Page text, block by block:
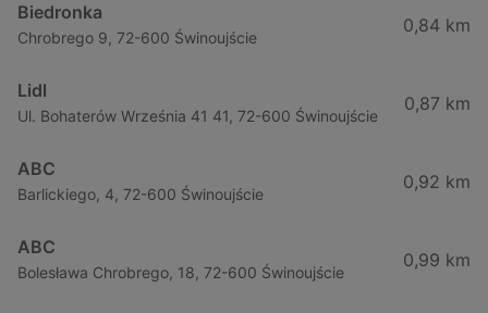
Biedronka
Chrobrego 9, 72-600 Świnoujście
0,84 km
Lidl
Ul. Bohaterów Września 41 41, 72-600 Świnoujście
0,87 km
ABC
Barlickiego, 4, 72-600 Świnoujście
0,92 km
ABC
Bolesława Chrobrego, 18, 72-600 Świnoujście
0,99 km